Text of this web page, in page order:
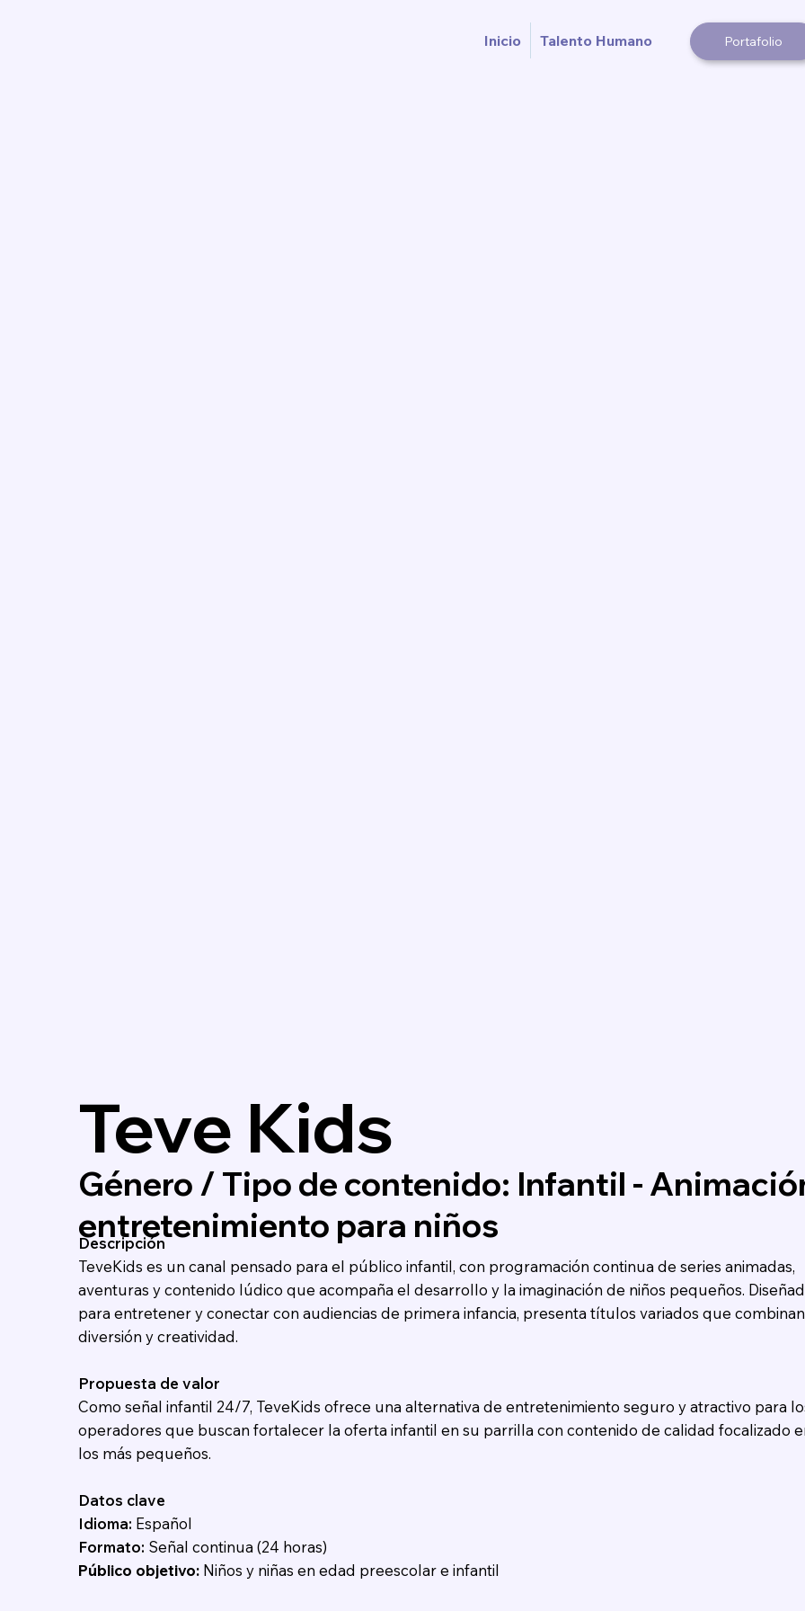
Inicio Talento Humano Portafolio
Teve Kids
Género / Tipo de contenido: Infantil -
entretenimiento para niños
Descripción
TeveKids es un canal pensado para el público infantil, con programación continua de series animadas,
aventuras y contenido lúdico que acompaña el desarrollo y la imaginación de niños pequeños.
para entretener y conectar con audiencias de primera infancia, presenta títulos variados que combinan
diversión y creatividad.
Propuesta de valor
Como señal infantil 24/7, TeveKids ofrece una alternativa de entretenimiento seguro y atractivo para
operadores que buscan fortalecer la oferta infantil en su parrilla con contenido de calidad focalizado
los más pequeños.
Datos clave
Idioma: Español
Formato: Señal continua (24 horas)
Público objetivo:Niños y niñas en edad preescolar e infantil